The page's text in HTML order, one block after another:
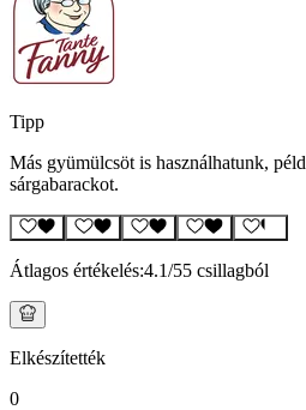
Tipp
Más gyümülcsöt is használhatunk,
sárgabarackot.
Átlagos értékelés:4.1/55 csillagból
Elkészítették
0